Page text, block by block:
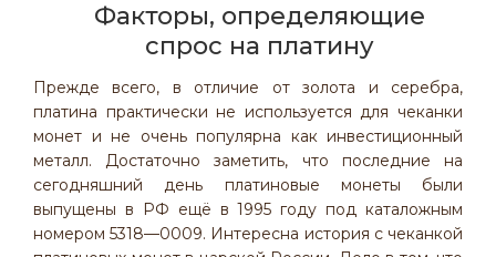
Факторы, определяющие
спрос на платину
Прежде всего, в отличие от золота и серебра,
платина практически не используется для чеканки
монет и не очень популярна как инвестиционный
металл. Достаточно заметить, что последние на
сегодняшний день платиновые монеты были
выпущены в РФ ещё в 1995 году под каталожным
номером 5318—0009. Интересна история с чеканкой